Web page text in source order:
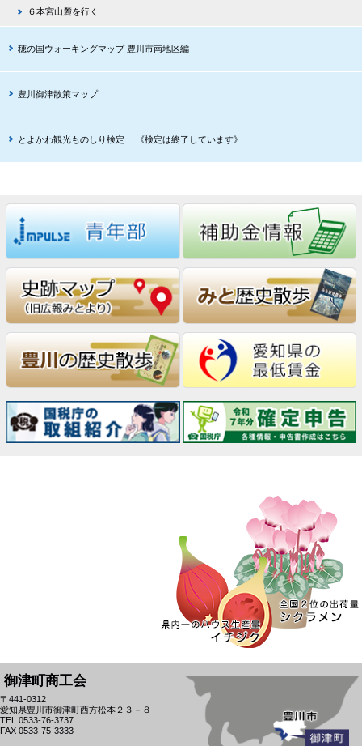
６本宮山麓を行く
穂の国ウォーキングマップ 豊川市南地区編
豊川御津散策マップ
とよかわ観光ものしり検定 《検定は終了しています》
御津町商工会
〒441-0312
愛知県豊川市御津町西方松本２３－８
TEL 0533-76-3737
FAX 0533-75-3333